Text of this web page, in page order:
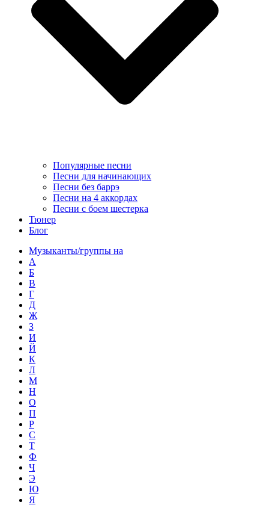
Популярные песни
Песни для начинающих
Песни без баррэ
Песни на 4 аккордах
Песни с боем шестерка
Тюнер
Блог
Музыканты/группы на
А
Б
В
Г
Д
Ж
З
И
Й
К
Л
М
Н
О
П
Р
С
Т
Ф
Ч
Э
Ю
Я